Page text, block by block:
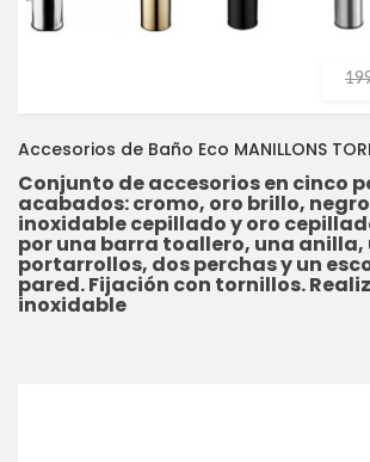
Accesorios de Baño Eco MANILLONS
Conjunto de accesorios en cinco
acabados: cromo, oro brillo,
inoxidable cepillado y oro
por una barra toallero, una anilla,
portarrollos, dos perchas y un
pared. Fijación con tornillos.
inoxidable